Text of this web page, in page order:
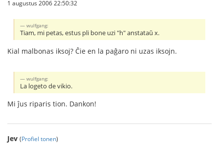
1 augustus 2006 22:50:32
wulfgang:
Tiam, mi petas, estus pli bone uzi "h" anstataŭ x.
Kial malbonas iksoj? Ĉie en la paĝaro ni uzas iksojn.
wulfgang:
La logeto de vikio.
Mi ĵus riparis tion. Dankon!
Jev (Profiel tonen)